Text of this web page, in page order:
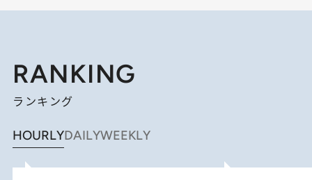
RANKING
ランキング
HOURLYDAILYWEEKLY